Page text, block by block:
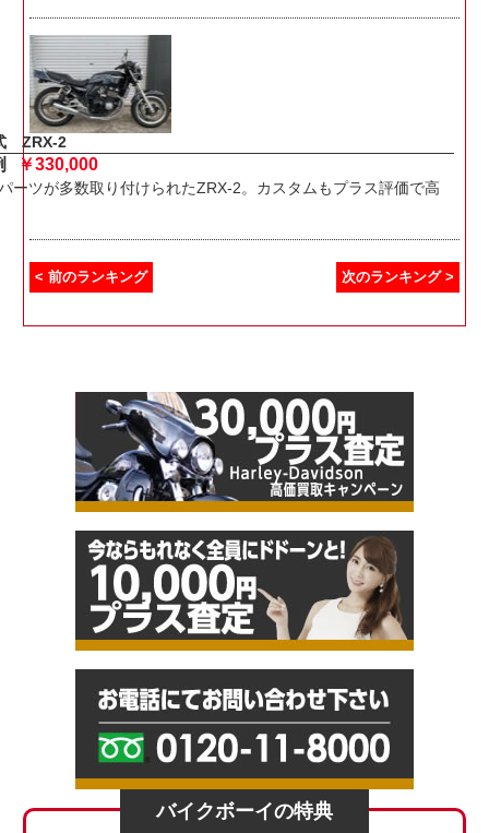
ZRX-2
￥330,000
ーツが多数取り付けられたZRX-2。カスタムもプラス評価で高
< 前のランキング 次のランキング >
バイクボーイの特典